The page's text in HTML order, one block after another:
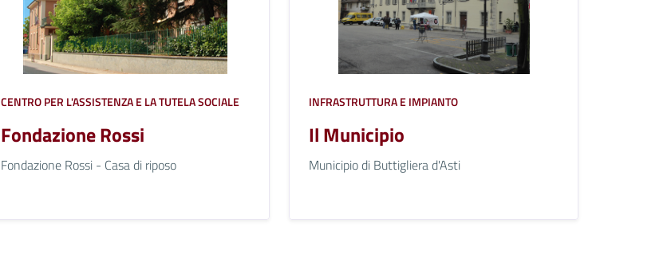
CENTRO PER L'ASSISTENZA E LA TUTELA SOCIALE
Fondazione Rossi
Fondazione Rossi - Casa di riposo
INFRASTRUTTURA E IMPIANTO
Il Municipio
Municipio di Buttigliera d'Asti